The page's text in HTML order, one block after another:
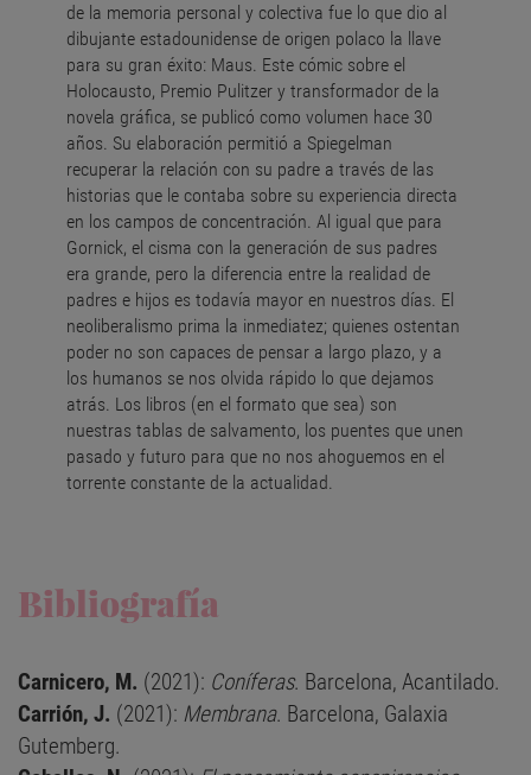
de la memoria personal y colectiva fue lo que dio al
dibujante estadounidense de origen polaco la llave
para su gran éxito: Maus. Este cómic sobre el
Holocausto, Premio Pulitzer y transformador de la
novela gráfica, se publicó como volumen hace 30
años. Su elaboración permitió a Spiegelman
recuperar la relación con su padre a través de las
historias que le contaba sobre su experiencia directa
en los campos de concentración. Al igual que para
Gornick, el cisma con la generación de sus padres
era grande, pero la diferencia entre la realidad de
padres e hijos es todavía mayor en nuestros días. El
neoliberalismo prima la inmediatez; quienes ostentan
poder no son capaces de pensar a largo plazo, y a
los humanos se nos olvida rápido lo que dejamos
atrás. Los libros (en el formato que sea) son
nuestras tablas de salvamento, los puentes que unen
pasado y futuro para que no nos ahoguemos en el
torrente constante de la actualidad.
Bibliografía
Carnicero, M. (2021): Coníferas. Barcelona, Acantilado.
Carrión, J. (2021): Membrana. Barcelona, Galaxia
Gutemberg.